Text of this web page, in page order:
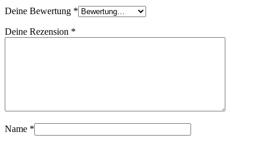
Deine Bewertung *
Deine Rezension *
Name *